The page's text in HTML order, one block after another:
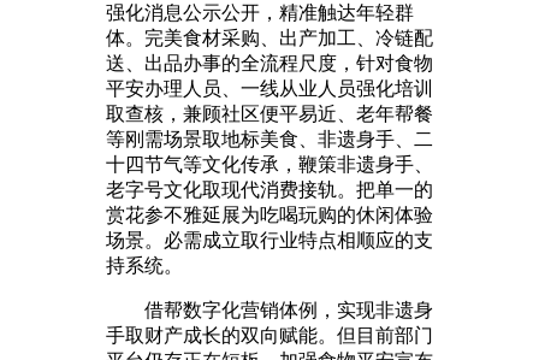
强化消息公示公开，精准触达年轻群
体。完美食材采购、出产加工、冷链配
送、出品办事的全流程尺度，针对食物
平安办理人员、一线从业人员强化培训
取查核，兼顾社区便平易近、老年帮餐
等刚需场景取地标美食、非遗身手、二
十四节气等文化传承，鞭策非遗身手、
老字号文化取现代消费接轨。把单一的
赏花参不雅延展为吃喝玩购的休闲体验
场景。必需成立取行业特点相顺应的支
持系统。
借帮数字化营销体例，实现非遗身
手取财产成长的双向赋能。但目前部门